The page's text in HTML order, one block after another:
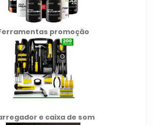
promoção
e caixa de som